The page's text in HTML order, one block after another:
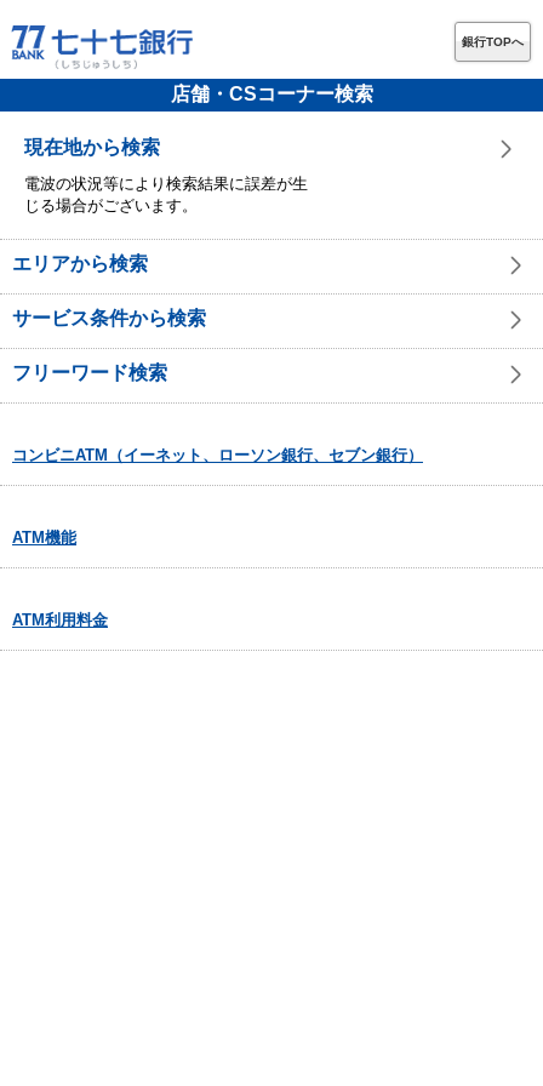
銀行TOPへ
店舗・CSコーナー検索
現在地から検索
電波の状況等により検索結果に誤差が生
じる場合がございます。
エリアから検索
サービス条件から検索
フリーワード検索
コンビニATM（イーネット、ローソン銀行、セブン銀行）
ATM機能
ATM利用料金